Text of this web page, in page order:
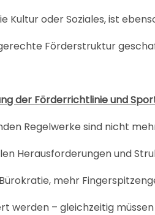
Kultur oder Soziales, ist
Förderstruktur
der Förderrichtlinie und
Regelwerke sind nicht
Herausforderungen und
mehr
werden – gleichzeitig